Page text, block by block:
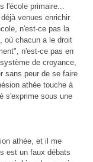
l'école primaire...
venues enrichir
n'est-ce pas la
où chacun a le droit
n'est-ce pas en
de croyance,
sans peur de se faire
athée touche à
s'exprime sous une
athée, et il me
est un faux débats